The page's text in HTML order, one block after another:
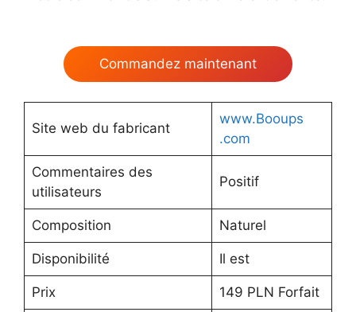
Commandez maintenant
Site web du fabricant
www.Booups
.com
Commentaires des
utilisateurs
Positif
Composition Naturel
Disponibilité Il est
Prix 149 PLN Forfait